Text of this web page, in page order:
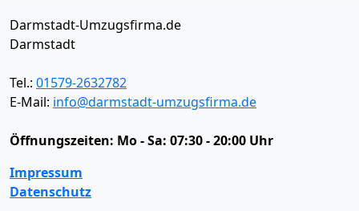
Darmstadt-Umzugsfirma.de
Darmstadt
Tel.: 01579-2632782
E-Mail: info@darmstadt-umzugsfirma.de
Öffnungszeiten: Mo - Sa: 07:30 - 20:00 Uhr
Impressum
Datenschutz